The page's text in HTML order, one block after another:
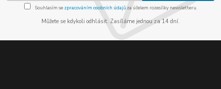
Souhlasím se zpracováním osobních údajůza účelem rozesílky newsletteru.
Můžete se kdykoli odhlásit. Zasíláme jednou za 14 dní.